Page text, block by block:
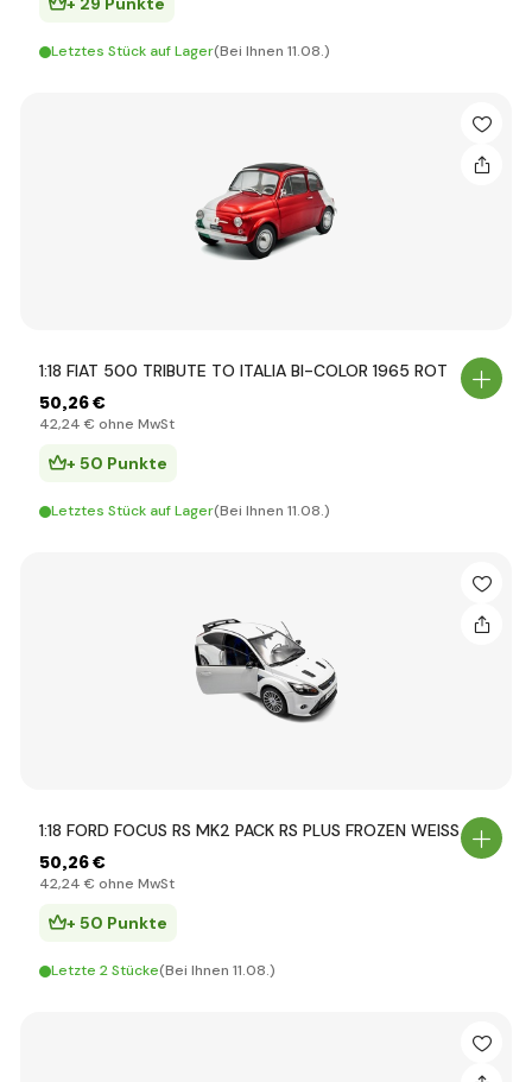
Letztes Stück auf Lager(Bei Ihnen 11.08.)
1:18 FIAT 500 TRIBUTE TO ITALIA BI-COLOR 1965 ROT
50,26 €
42,24 € ohne MwSt
+ 50 Punkte
Letztes Stück auf Lager(Bei Ihnen 11.08.)
1:18 FORD FOCUS RS MK2 PACK RS PLUS FROZEN WEISS 2
50,26 €
42,24 € ohne MwSt
+ 50 Punkte
Letzte 2 Stücke(Bei Ihnen 11.08.)